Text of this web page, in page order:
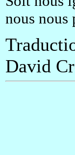
nous nous
David